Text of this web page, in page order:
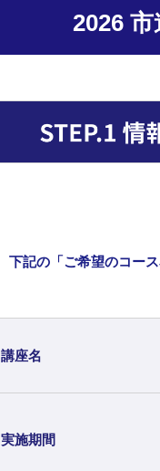
2026
下記の「ご希望のコー
講座名
実施期間